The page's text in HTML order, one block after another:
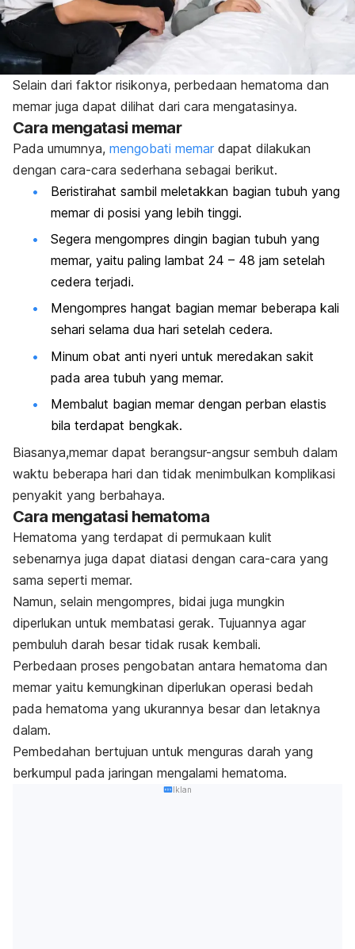
Selain dari faktor risikonya, perbedaan hematoma dan
memar juga dapat dilihat dari cara mengatasinya.
Cara mengatasi memar
Pada umumnya, mengobati memar dapat dilakukan
dengan cara-cara sederhana sebagai berikut.
Beristirahat sambil meletakkan bagian tubuh yang
memar di posisi yang lebih tinggi.
Segera mengompres dingin bagian tubuh yang
memar, yaitu paling lambat 24 – 48 jam setelah
cedera terjadi.
Mengompres hangat bagian memar beberapa kali
sehari selama dua hari setelah cedera.
Minum obat anti nyeri untuk meredakan sakit
pada area tubuh yang memar.
Membalut bagian memar dengan perban elastis
bila terdapat bengkak.
Biasanya,memar dapat berangsur-angsur sembuh dalam
waktu beberapa hari dan tidak menimbulkan komplikasi
penyakit yang berbahaya.
Cara mengatasi hematoma
Hematoma yang terdapat di permukaan kulit
sebenarnya juga dapat diatasi dengan cara-cara yang
sama seperti memar.
Namun, selain mengompres, bidai juga mungkin
diperlukan untuk membatasi gerak. Tujuannya agar
pembuluh darah besar tidak rusak kembali.
Perbedaan proses pengobatan antara hematoma dan
memar yaitu kemungkinan diperlukan operasi bedah
pada hematoma yang ukurannya besar dan letaknya
dalam.
Pembedahan bertujuan untuk menguras darah yang
berkumpul pada jaringan mengalami hematoma.
Iklan